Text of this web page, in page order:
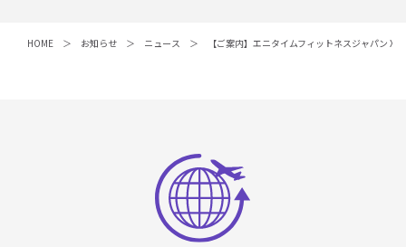
HOME お知らせ ニュース 【ご案内】エニタイムフィットネスジャパン X